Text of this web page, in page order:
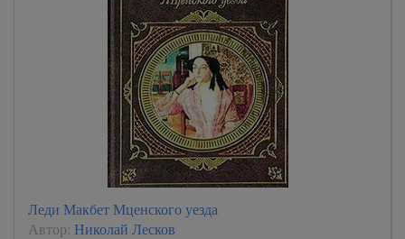
Леди Макбет Мценского уезда
Автор: Николай Лесков